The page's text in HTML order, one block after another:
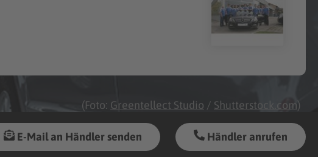
E-Mail an Händler senden Händler anrufen
(Foto: Greentellect Studio / Shutterstock.com)